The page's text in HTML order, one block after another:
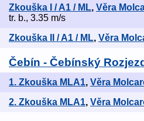
Zkouška I / A1 / ML, Věra
tr. b., 3.35 m/s
Zkouška II / A1 / ML, Věra
Čebín - Čebínský
1. Zkouška MLA1, Věra
2. Zkouška MLA1, Věra